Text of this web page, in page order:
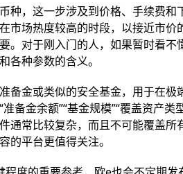
种，这一步涉及到价格、手续费和
市场热度较高的时段，以接近市价
。对于刚入门的人，如果暂时看不
各种参数的含义。
备金或类似的安全基金，用于在极
备金余额”“基金规模”“覆盖资产类
通常比较复杂，而且不可能覆盖所
的平台更值得关注。